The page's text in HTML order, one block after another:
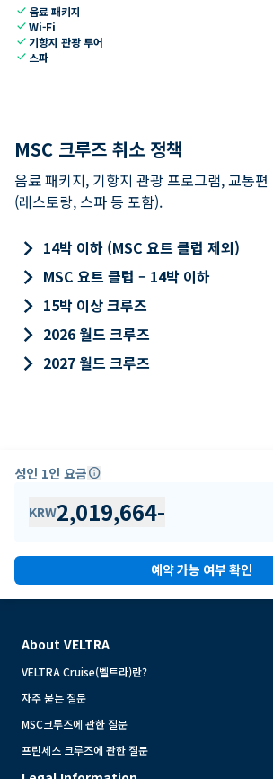
check 음료 패키지
checkWi-Fi
check 기항지 관광 투어
check 스파
MSC 크루즈 취소 정책
음료 패키지, 기항지 관광 프로그램, 교통
(레스토랑, 스파 등 포함).
keyboard_arrow_right 14박 이하 (MSC 요트 클럽 제외)
keyboard_arrow_right MSC 요트 클럽 – 14박 이하
keyboard_arrow_right 15박 이상 크루즈
keyboard_arrow_right 2026 월드 크루즈
keyboard_arrow_right 2027 월드 크루즈
성인 1인 요금info
KRW2,019,664-
예약 가능 여부 확인
About VELTRA
VELTRA Cruise(벨트라)란?
자주 묻는 질문
MSC크루즈에 관한 질문
프린세스 크루즈에 관한 질문